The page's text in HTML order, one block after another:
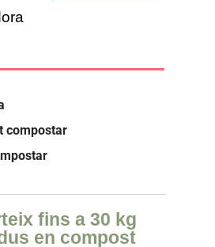
compostar
fins a 30 kg
en compost